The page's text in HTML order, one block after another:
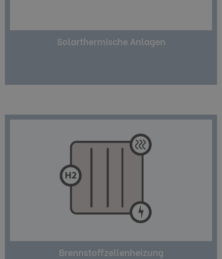
Solarthermische Anlagen
Brennstoffzellenheizung
auch Strom für den eigenen Bedarf. Sie nutzt
dafür die sogenannte Kraft-Wärme-Kopplung
(KWK).Wärme und Strom werden mittels der
elektrochemische Prozess ist besonders